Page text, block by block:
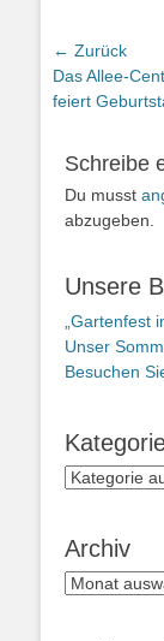
← Zurück
Vorheriger
Beitrag:
Das Allee-
feiert
Schreibe
Du musst
abzugeben.
Unsere
„Gartenfest
Unser
Besuchen
Kategorien
Archiv
Archiv